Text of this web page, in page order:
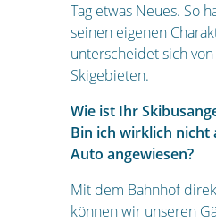
Tag etwas Neues. So
seinen eigenen
unterscheidet sich
Skigebieten.
Wie ist Ihr
Bin ich wirklich nicht
Auto angewiesen?
Mit dem Bahnhof
können wir unseren